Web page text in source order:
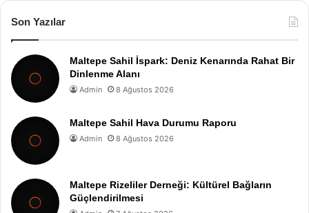
Son Yazılar
Maltepe Sahil İspark: Deniz Kenarında Rahat Bir
Dinlenme Alanı
Admin 8 Ağustos 2026
Maltepe Sahil Hava Durumu Raporu
Admin 8 Ağustos 2026
Maltepe Rizeliler Derneği: Kültürel Bağların
Güçlendirilmesi